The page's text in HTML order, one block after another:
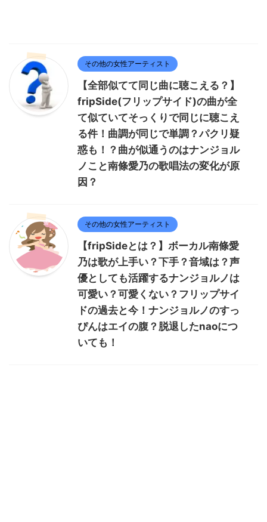
その他の女性アーティスト
【全部似てて同じ曲に聴こえる？】
fripSide(フリップサイド)の曲が全
て似ていてそっくりで同じに聴こえ
る件！曲調が同じで単調？パクリ疑
惑も！？曲が似通うのはナンジョル
ノこと南條愛乃の歌唱法の変化が原
因？
その他の女性アーティスト
【fripSideとは？】ボーカル南條愛
乃は歌が上手い？下手？音域は？声
優としても活躍するナンジョルノは
可愛い？可愛くない？フリップサイ
ドの過去と今！ナンジョルノのすっ
ぴんはエイの腹？脱退したnaoにつ
いても！